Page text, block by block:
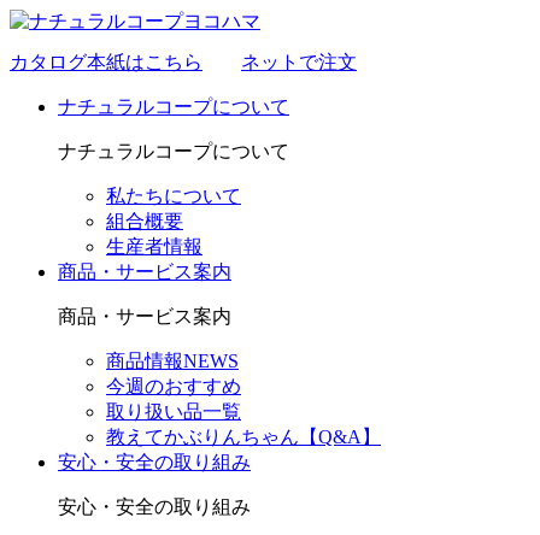
カタログ本紙はこちら ネットで注文
ナチュラルコープについて
ナチュラルコープについて
私たちについて
組合概要
生産者情報
商品・サービス案内
商品・サービス案内
商品情報NEWS
今週のおすすめ
取り扱い品一覧
教えてかぶりんちゃん【Q&A】
安心・安全の取り組み
安心・安全の取り組み